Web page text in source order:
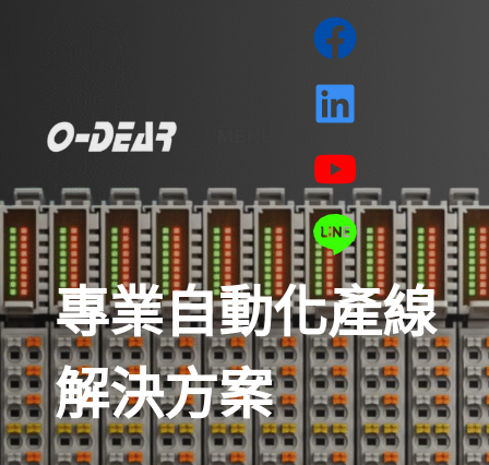
專業自動化產線
解決方案